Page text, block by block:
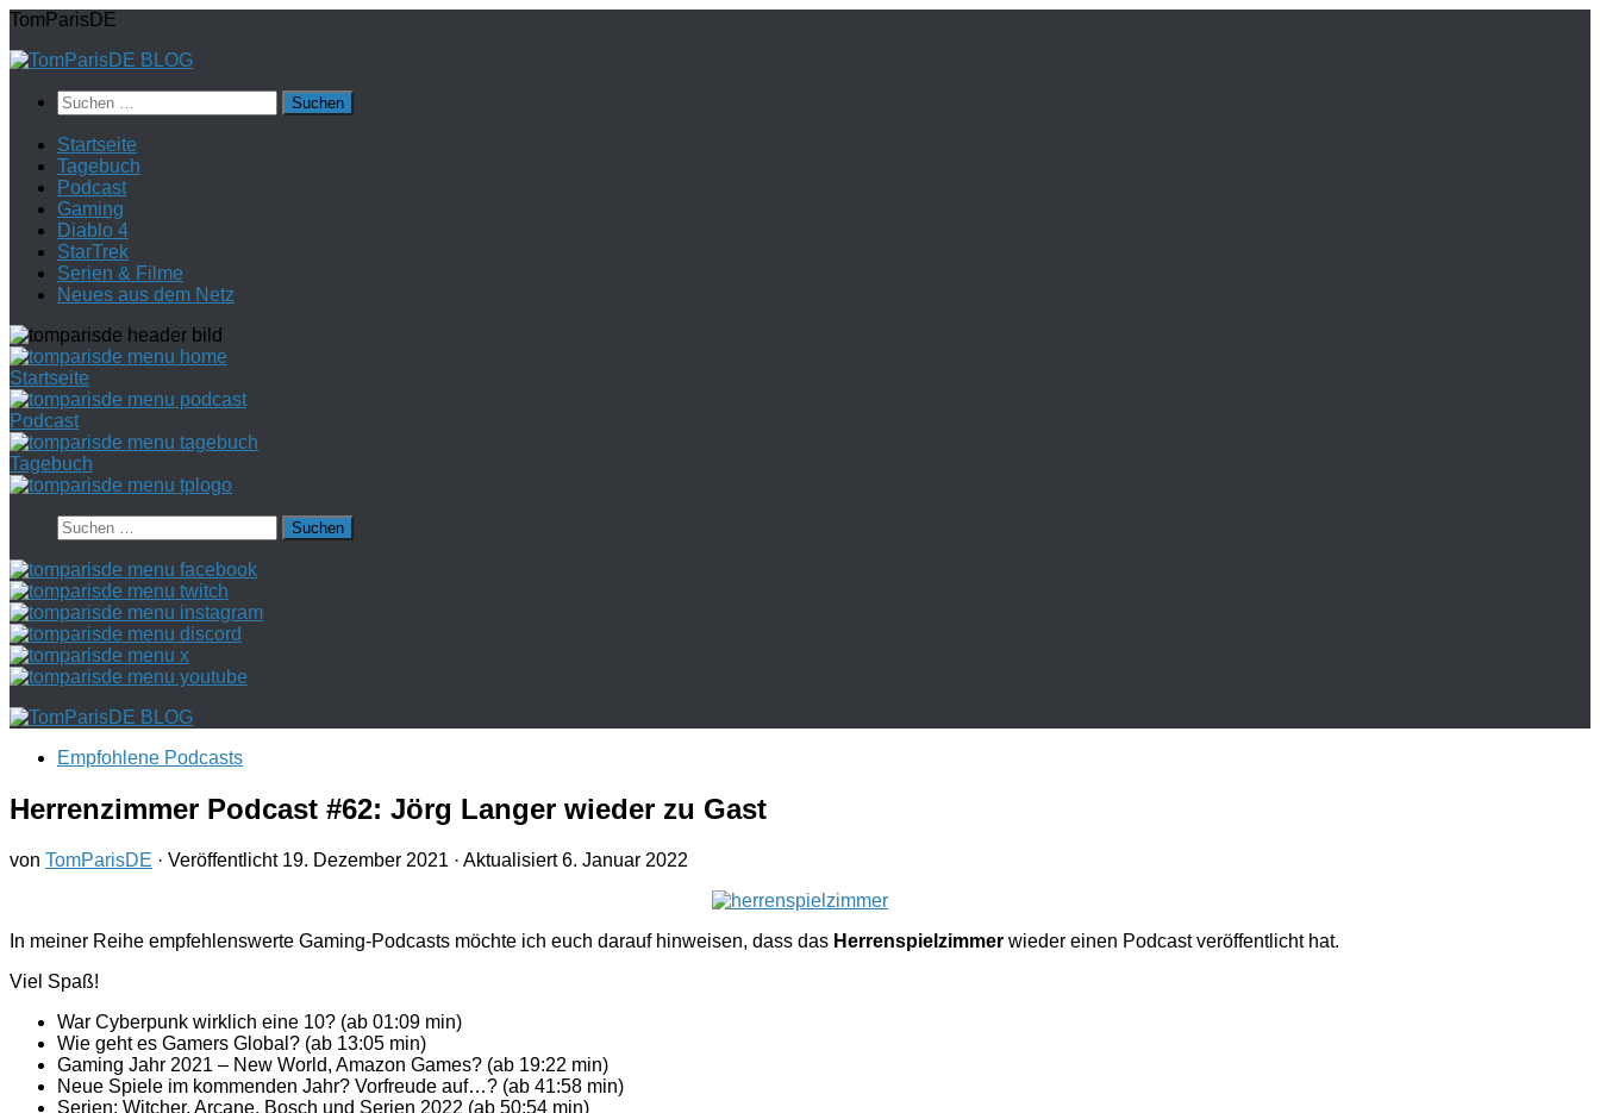
Zum
springen
TomParisDE
Suchen
nach:
Startseite
Tagebuch
Podcast
Gaming
Diablo 4
StarTrek
Serien & Filme
Neues aus dem Netz
Startseite
Podcast
Tagebuch
Suchen
nach:
Empfohlene Podcasts
Herrenzimmer Podcast #62: Jörg Langer wieder zu Gast
von TomParisDE · Veröffentlicht 19. Dezember 2021 · Aktualisiert6. Januar 2022
In meiner Reihe empfehlenswerte Gaming-Podcasts möchte ich euch darauf hinweisen, dass das Herrenspielzimmer wieder einen Podcast veröffentlicht hat.
Viel Spaß!
War Cyberpunk wirklich eine 10? (ab 01:09 min)
Wie geht es Gamers Global? (ab 13:05 min)
Gaming Jahr 2021 – New World, Amazon Games? (ab 19:22 min)
Neue Spiele im kommenden Jahr? Vorfreude auf…? (ab 41:58 min)
Serien: Witcher, Arcane, Bosch und Serien 2022 (ab 50:54 min)